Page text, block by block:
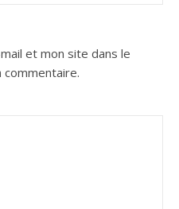
et mon site dans le
commentaire.